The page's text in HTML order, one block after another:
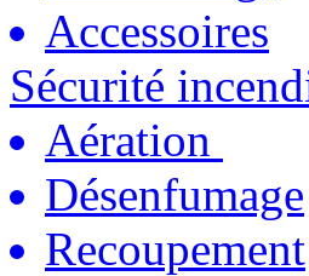
Accessoires
Sécurité
Aération
Désenfumage
Recoupement